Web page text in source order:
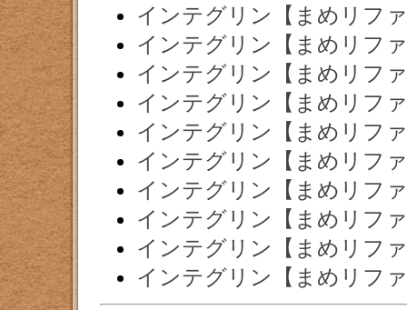
インテグリン【まめリフ
インテグリン【まめリフ
インテグリン【まめリフ
インテグリン【まめリフ
インテグリン【まめリフ
インテグリン【まめリフ
インテグリン【まめリフ
インテグリン【まめリフ
インテグリン【まめリフ
インテグリン【まめリフ